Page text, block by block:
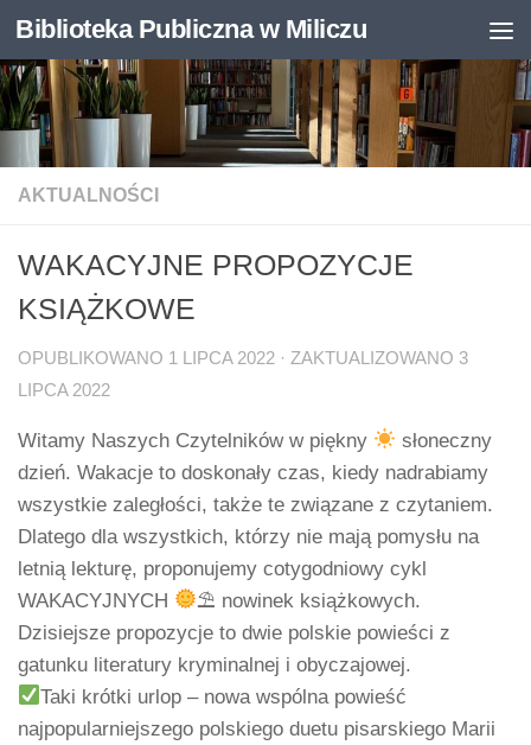
Otwórz pasek narzędzi
Skip to content
Biblioteka Publiczna w Miliczu
AKTUALNOŚCI
WAKACYJNE PROPOZYCJE
KSIĄŻKOWE
OPUBLIKOWANO 1 LIPCA 2022 · ZAKTUALIZOWANO 3
LIPCA 2022
Witamy Naszych Czytelników w piękny
słoneczny
dzień. Wakacje to doskonały czas, kiedy nadrabiamy
wszystkie zaległości, także te związane z czytaniem.
Dlatego dla wszystkich, którzy nie mają pomysłu na
letnią lekturę, proponujemy cotygodniowy cykl
WAKACYJNYCH
⛱ nowinek książkowych.
Dzisiejsze propozycje to dwie polskie powieści z
gatunku literatury kryminalnej i obyczajowej.
Taki krótki urlop – nowa wspólna powieść
najpopularniejszego polskiego duetu pisarskiego Marii